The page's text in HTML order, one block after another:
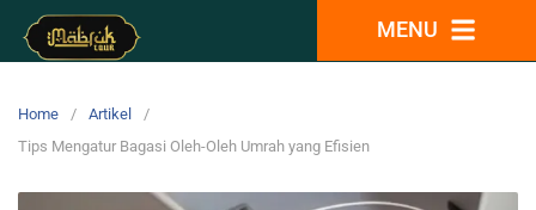
MENU
Home
Artikel
Tips Mengatur Bagasi Oleh-Oleh Umrah yang Efisien